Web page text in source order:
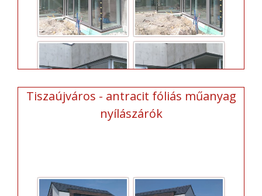
Tiszaújváros - antracit fóliás műanyag
nyílászárók